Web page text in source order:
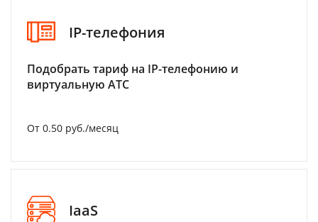
IP-телефония
Подобрать тариф на IP-телефонию и
виртуальную АТС
От 0.50 руб./месяц
IaaS